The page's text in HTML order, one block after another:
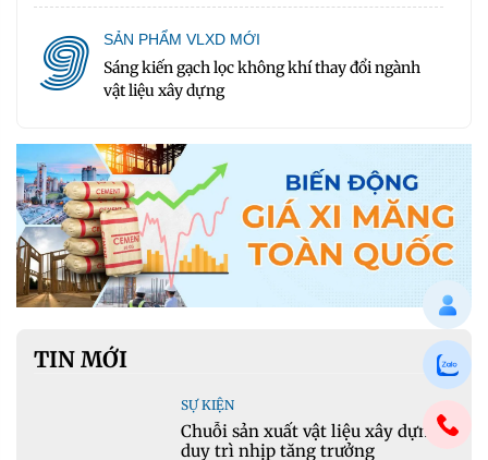
9 SẢN PHẨM VLXD MỚI
Sáng kiến gạch lọc không khí thay đổi ngành
vật liệu xây dựng
TIN MỚI
SỰ KIỆN
Chuỗi sản xuất vật liệu xây dựng
duy trì nhịp tăng trưởng